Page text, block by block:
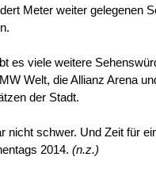
Meter weiter gelegenen
es viele weitere
Welt, die Allianz Arena
der Stadt.
nicht schwer. Und Zeit für
2014. (n.z.)